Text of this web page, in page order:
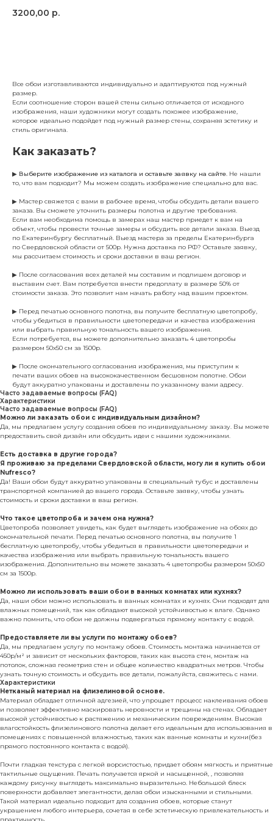
3200,00 р.
Все обои изготавливаются индивидуально и адаптируются под нужный
размер.
Если соотношение сторон вашей стены сильно отличается от исходного
изображения, наши художники могут создать похожее изображение,
которое идеально подойдет под нужный размер стены, сохраняя эстетику и
стиль оригинала.
Как заказать?
▶ Выберите изображение из каталога и оставьте заявку на сайте. Не нашли
то, что вам подходит? Мы можем создать изображение специально для вас.
▶ Мастер свяжется с вами в рабочее время, чтобы обсудить детали вашего
заказа. Вы сможете уточнить размеры полотна и другие требования.
Если вам необходима помощь в замерах наш мастер приедет к вам на
объект, чтобы провести точные замеры и обсудить все детали заказа. Выезд
по Екатеринбургу бесплатный. Выезд мастера за пределы Екатеринбурга
по Свердловской области от 500р. Нужна доставка по РФ? Оставьте заявку,
мы рассчитаем стоимость и сроки доставки в ваш регион.
▶ После согласования всех деталей мы составим и подпишем договор и
выставим счет. Вам потребуется внести предоплату в размере 50% от
стоимости заказа. Это позволит нам начать работу над вашим проектом.
▶ Перед печатью основного полотна, вы получите бесплатную цветопробу,
чтобы убедиться в правильности цветопередачи и качества изображения
или выбрать правильную тональность вашего изображения.
Если потребуется, вы можете дополнительно заказать 4 цветопробы
размером 50х50 см за 1500р.
▶ После окончательного согласования изображения, мы приступим к
печати ваших обоев на высококачественном бесшовном полотне. Обои
будут аккуратно упакованы и доставлены по указанному вами адресу.
Часто задаваемые вопросы (FAQ)
Характеристики
Часто задаваемые вопросы (FAQ)
Можно ли заказать обои с индивидуальным дизайном?
Да, мы предлагаем услугу создания обоев по индивидуальному заказу. Вы можете
предоставить свой дизайн или обсудить идеи с нашими художниками.
Есть доставка в другие города?
Я проживаю за пределами Свердловской области, могу ли я купить обои
Nufresco?
Да! Ваши обои будут аккуратно упакованы в специальный тубус и доставлены
транспортной компанией до вашего города. Оставьте заявку, чтобы узнать
стоимость и сроки доставки в ваш регион.
Что такое цветопроба и зачем она нужна?
Цветопроба позволяет увидеть, как будет выглядеть изображение на обоях до
окончательной печати. Перед печатью основного полотна, вы получите 1
бесплатную цветопробу, чтобы убедиться в правильности цветопередачи и
качества изображения или выбрать правильную тональность вашего
изображения. Дополнительно вы можете заказать 4 цветопробы размером 50х50
см за 1500р.
Можно ли использовать ваши обои в ванных комнатах или кухнях?
Да, наши обои можно использовать в ванных комнатах и кухнях. Они подходят для
влажных помещений, так как обладают высокой устойчивостью к влаге. Однако
важно помнить, что обои не должны подвергаться прямому контакту с водой.
Предоставляете ли вы услуги по монтажу обоев?
Да, мы предлагаем услугу по монтажу обоев. Стоимость монтажа начинается от
450р/м² и зависит от нескольких факторов, таких как высота стен, монтаж на
потолок, сложная геометрия стен и общее количество квадратных метров. Чтобы
узнать точную стоимость и обсудить все детали, пожалуйста, свяжитесь с нами.
Характеристики
Нетканый материал на флизелиновой основе.
Материал обладает отличной адгезией, что упрощает процесс наклеивания обоев
и позволяет эффективно маскировать неровности и трещины на стенах. Обладает
высокой устойчивостью к растяжению и механическим повреждениям. Высокая
влагостойкость флизелинового полотна делает его идеальным для использования в
помещениях с повышенной влажностью, таких как ванные комнаты и кухни(без
прямого постоянного контакта с водой).
Почти гладкая текстура с легкой ворсистостью, придает обоям мягкость и приятные
тактильные ощущения. Печать получается яркой и насыщенной, , позволяя
каждому рисунку выглядеть максимально выразительно. Небольшой блеск
поверхности добавляет элегантности, делая обои изысканными и стильными.
Такой материал идеально подходит для создания обоев, которые станут
украшением любого интерьера, сочетая в себе эстетическую привлекательность и